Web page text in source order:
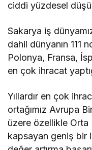
ciddi yüzdesel
Sakarya iş
dahil dünyanın 111
Polonya, Fransa,
en çok ihracat
Yıllardır en çok
ortağımız Avrupa
üzere özellikle Orta
kapsayan geniş bir